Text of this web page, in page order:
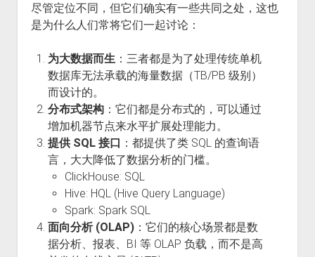
尽管定位不同，但它们确实有一些共同之处，这也
是为什么人们常将它们一起讨论：
为大数据而生：三者都是为了处理传统单机
数据库无法承载的海量数据（TB/PB 级别）
而设计的。
分布式架构：它们都是分布式的，可以通过
增加机器节点来水平扩展处理能力。
提供 SQL 接口 ：都提供了类 SQL 的查询语
言，大大降低了数据分析的门槛。
ClickHouse: SQL
Hive: HQL (Hive Query Language)
Spark: Spark SQL
面向分析 (OLAP)：它们的核心场景都是数
据分析、报表、BI 等 OLAP 负载，而不是高